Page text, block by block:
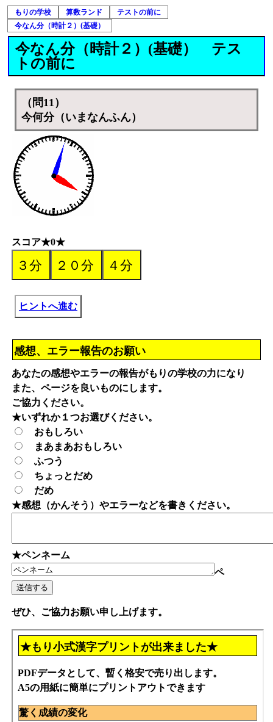
もりの学校 算数ランド
テストの前に
今なん分（時計２）(基礎）
今なん分（時計２）(基礎） テス
トの前に
（問11）
今何分（いまなんふん）
スコア★0★
ヒントへ進む
感想、エラー報告のお願い
あなたの感想やエラーの報告がもりの学校の力になり
また、ページを良いものにします。
ご協力ください。
★いずれか１つお選びください。
おもしろい
まあまあおもしろい
ふつう
ちょっとだめ
だめ
★感想（かんそう）やエラーなどを書きください。
★ペンネーム
ペ
ぜひ、ご協力お願い申し上げます。